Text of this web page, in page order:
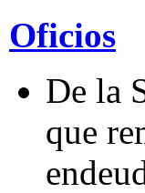
Oficios
De la
que